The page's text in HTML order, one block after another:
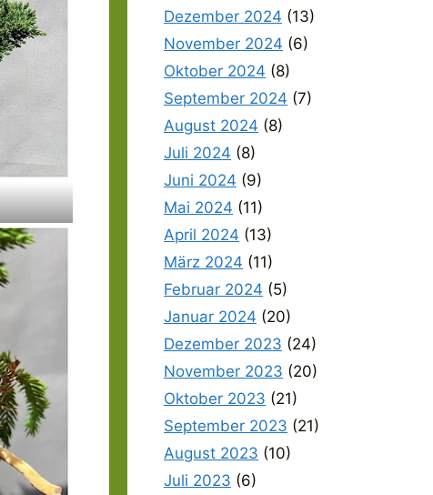
Dezember 2024 (13)
November 2024 (6)
Oktober 2024 (8)
September 2024 (7)
August 2024 (8)
Juli 2024 (8)
Juni 2024 (9)
Mai 2024 (11)
April 2024 (13)
März 2024 (11)
Februar 2024 (5)
Januar 2024 (20)
Dezember 2023 (24)
November 2023 (20)
Oktober 2023 (21)
September 2023 (21)
August 2023 (10)
Juli 2023 (6)